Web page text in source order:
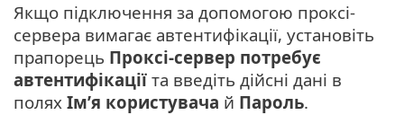
Якщо підключення за допомогою проксі-
сервера вимагає автентифікації, установіть
прапорець Проксі-сервер потребує
автентифікації та введіть дійсні дані в
полях Ім’я користувача й Пароль.